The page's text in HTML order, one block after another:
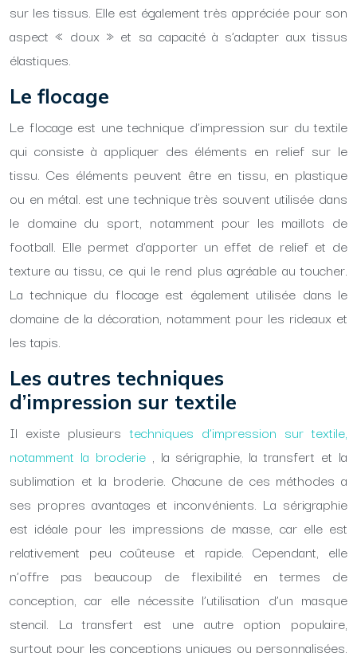
sur les tissus. Elle est également très appréciée pour son
aspect « doux » et sa capacité à s’adapter aux tissus
élastiques.
Le flocage
Le flocage est une technique d’impression sur du textile
qui consiste à appliquer des éléments en relief sur le
tissu. Ces éléments peuvent être en tissu, en plastique
ou en métal. est une technique très souvent utilisée dans
le domaine du sport, notamment pour les maillots de
football. Elle permet d’apporter un effet de relief et de
texture au tissu, ce qui le rend plus agréable au toucher.
La technique du flocage est également utilisée dans le
domaine de la décoration, notamment pour les rideaux et
les tapis.
Les autres techniques
d’impression sur textile
Il existe plusieurstechniques d’impression sur textile,
notamment la broderie, la sérigraphie, la transfert et la
sublimation et la broderie. Chacune de ces méthodes a
ses propres avantages et inconvénients. La sérigraphie
est idéale pour les impressions de masse, car elle est
relativement peu coûteuse et rapide. Cependant, elle
n’offre pas beaucoup de flexibilité en termes de
conception, car elle nécessite l’utilisation d’un masque
stencil. La transfert est une autre option populaire,
surtout pour les conceptions uniques ou personnalisées.